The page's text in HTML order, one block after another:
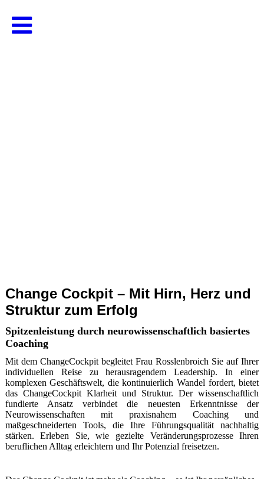
Change Cockpit – Mit Hirn, Herz und
Struktur zum Erfolg
Spitzenleistung durch neurowissenschaftlich basiertes
Coaching
Mit dem ChangeCockpit begleitet Frau Rosslenbroich Sie auf Ihrer
individuellen Reise zu herausragendem Leadership. In einer
komplexen Geschäftswelt, die kontinuierlich Wandel fordert, bietet
das ChangeCockpit Klarheit und Struktur. Der wissenschaftlich
fundierte Ansatz verbindet die neuesten Erkenntnisse der
Neurowissenschaften mit praxisnahem Coaching und
maßgeschneiderten Tools, die Ihre Führungsqualität nachhaltig
stärken. Erleben Sie, wie gezielte Veränderungsprozesse Ihren
beruflichen Alltag erleichtern und Ihr Potenzial freisetzen.